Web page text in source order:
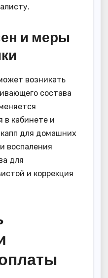
и меры
возникать
состава
в кабинете и
капп для домашних
воспаления
для
и коррекция